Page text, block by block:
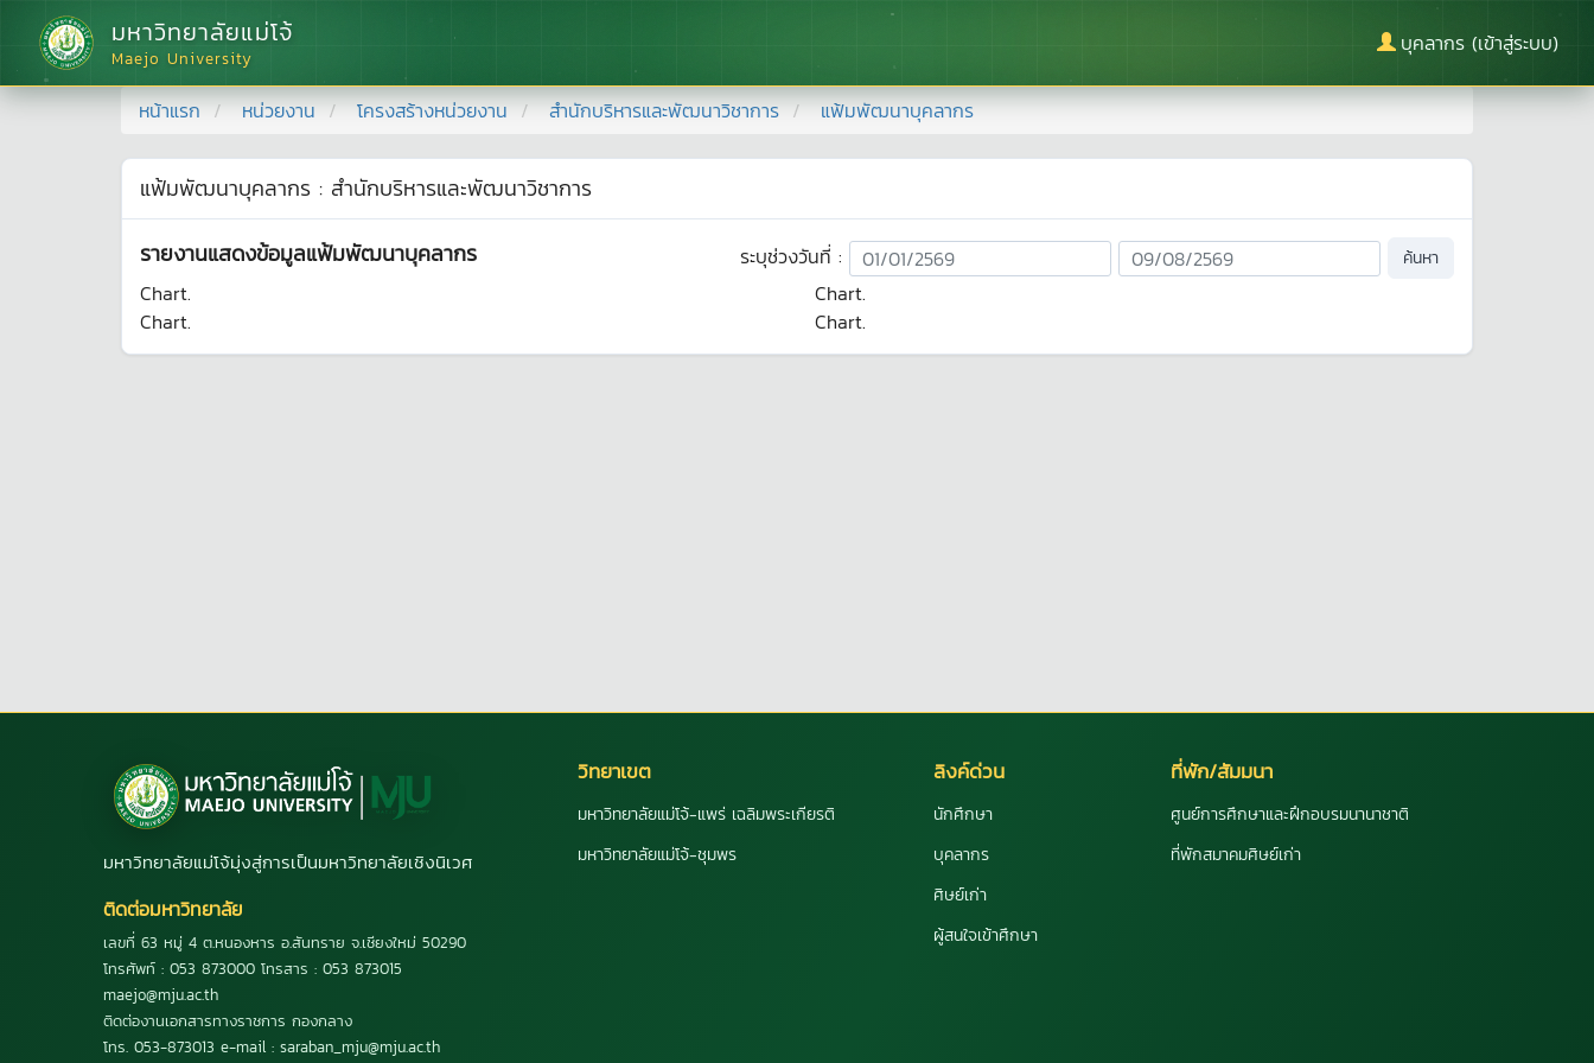
มหาวิทยาลัยแม่โจ้
Maejo University
บุคลากร (เข้าสู่ระบบ)
หน้าแรก หน่วยงาน โครงสร้างหน่วยงาน สำนักบริหารและพัฒนาวิชาการ แฟ้มพัฒนาบุคลากร
แฟ้มพัฒนาบุคลากร : สำนักบริหารและพัฒนาวิชาการ
รายงานแสดงข้อมูลแฟ้มพัฒนาบุคลากร
ระบุช่วงวันที่ :
Chart.
Chart.
Chart.
Chart.
มหาวิทยาลัยแม่โจ้มุ่งสู่การเป็นมหาวิทยาลัยเชิงนิเวศ
ติดต่อมหาวิทยาลัย
เลขที่ 63 หมู่ 4 ต.หนองหาร อ.สันทราย จ.เชียงใหม่ 50290
โทรศัพท์ : 053 873000 โทรสาร : 053 873015
maejo@mju.ac.th
ติดต่องานเอกสารทางราชการ กองกลาง
โทร. 053-873013 e-mail : saraban_mju@mju.ac.th
วิทยาเขต
มหาวิทยาลัยแม่โจ้-แพร่ เฉลิมพระเกียรติ
มหาวิทยาลัยแม่โจ้-ชุมพร
ลิงค์ด่วน
นักศึกษา
บุคลากร
ศิษย์เก่า
ผู้สนใจเข้าศึกษา
ที่พัก/สัมมนา
ศูนย์การศึกษาและฝึกอบรมนานาชาติ
ที่พักสมาคมศิษย์เก่า